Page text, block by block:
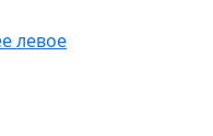
левое